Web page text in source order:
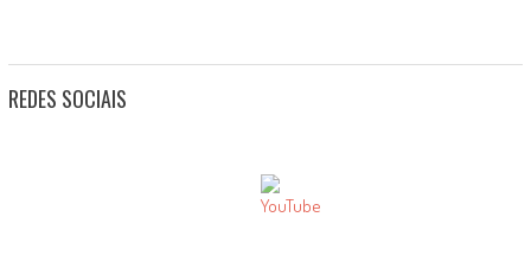
REDES SOCIAIS